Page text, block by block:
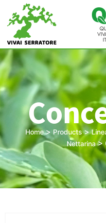
Home> Products>
Nettarina>